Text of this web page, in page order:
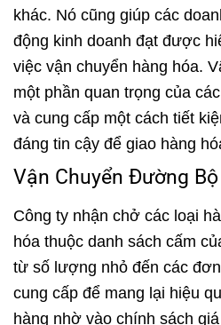
khác. Nó cũng giúp các
động kinh doanh đạt được
việc vận chuyển hàng hóa.
một phần quan trọng của
và cung cấp một cách tiết
đáng tin cậy để giao hàng
Vận Chuyển Đường Bộ
Công ty nhận chở các loại
hóa thuộc danh sách cấm
từ số lượng nhỏ đến các
cung cấp để mang lại hiệu
hàng nhờ vào chính sách